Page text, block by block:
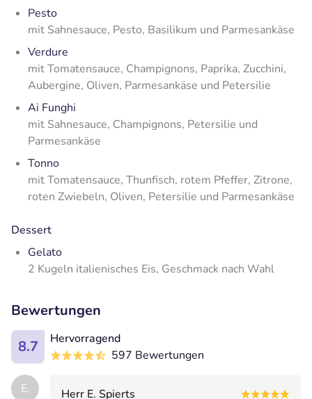
Pesto
mit Sahnesauce, Pesto, Basilikum und Parmesankäse
Verdure
mit Tomatensauce, Champignons, Paprika, Zucchini,
Aubergine, Oliven, Parmesankäse und Petersilie
Ai Funghi
mit Sahnesauce, Champignons, Petersilie und
Parmesankäse
Tonno
mit Tomatensauce, Thunfisch, rotem Pfeffer, Zitrone,
roten Zwiebeln, Oliven, Petersilie und Parmesankäse
Dessert
Gelato
2 Kugeln italienisches Eis, Geschmack nach Wahl
Bewertungen
8.7
Hervorragend
597 Bewertungen
E. Herr E. Spierts